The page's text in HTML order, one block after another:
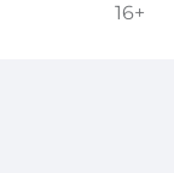
16+